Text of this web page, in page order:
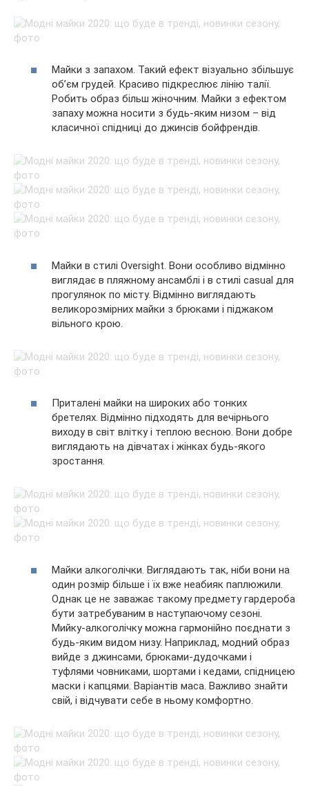
Майки з запахом. Такий ефект візуально збільшує
об’єм грудей. Красиво підкреслює лінію талії.
Робить образ більш жіночним. Майки з ефектом
запаху можна носити з будь-яким низом – від
класичної спідниці до джинсів бойфрендів.
Майки в стилі Oversight. Вони особливо відмінно
виглядає в пляжному ансамблі і в стилі casual для
прогулянок по місту. Відмінно виглядають
великорозмірних майки з брюками і піджаком
вільного крою.
Приталені майки на широких або тонких
бретелях. Відмінно підходять для вечірнього
виходу в світ влітку і теплою весною. Вони добре
виглядають на дівчатах і жінках будь-якого
зростання.
Майки алкоголічки. Виглядають так, ніби вони на
один розмір більше і їх вже неабияк паплюжили.
Однак це не заважає такому предмету гардероба
бути затребуваним в наступаючому сезоні.
Мийку-алкоголічку можна гармонійно поєднати з
будь-яким видом низу. Наприклад, модний образ
вийде з джинсами, брюками-дудочками і
туфлями човниками, шортами і кедами, спідницею
маски і капцями. Варіантів маса. Важливо знайти
свій, і відчувати себе в ньому комфортно.